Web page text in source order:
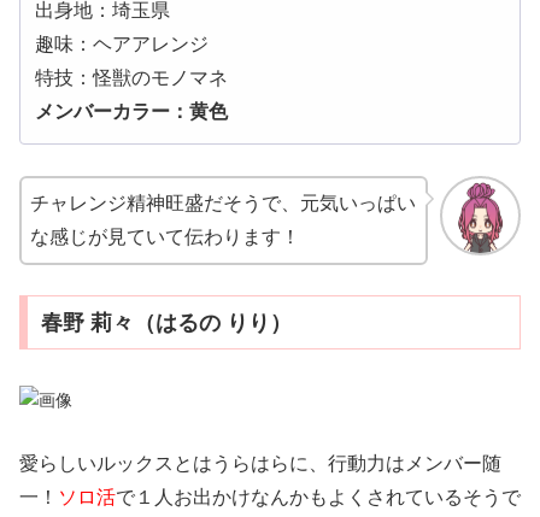
出身地：埼玉県
趣味：ヘアアレンジ
特技：怪獣のモノマネ
メンバーカラー：黄色
チャレンジ精神旺盛だそうで、元気いっぱい
な感じが見ていて伝わります！
春野 莉々（はるの りり）
愛らしいルックスとはうらはらに、行動力はメンバー随
一！ ソロ活で１人お出かけなんかもよくされているそうで